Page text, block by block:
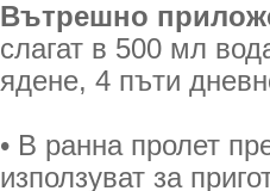
Вътрешно
слагат в 500 мл
ядене, 4 пъти
• В ранна пролет
използуват за